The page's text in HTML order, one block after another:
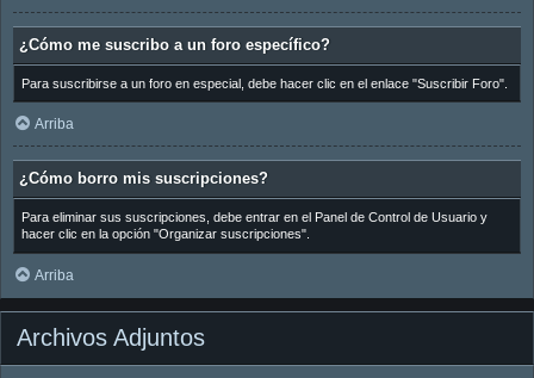
¿Cómo me suscribo a un foro específico?
Para suscribirse a un foro en especial, debe hacer clic en el enlace "Suscribir Foro".
Arriba
¿Cómo borro mis suscripciones?
Para eliminar sus suscripciones, debe entrar en el Panel de Control de Usuario y
hacer clic en la opción "Organizar suscripciones".
Arriba
Archivos Adjuntos